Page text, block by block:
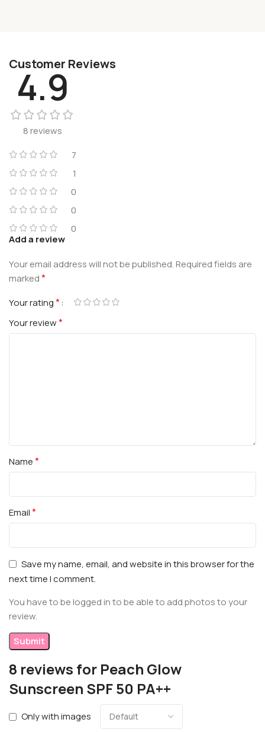
Customer Reviews
4.9
8 reviews
7
1
0
0
0
8 reviews for Peach Glow
Sunscreen SPF 50 PA++
Only with images
Add a review
Your email address will not be published.Required fields are
marked*
Your rating*
Your review*
Name*
Email*
Save my name, email, and website in this browser for the
next time I comment.
You have to be logged in to be able to add photos to your
review.